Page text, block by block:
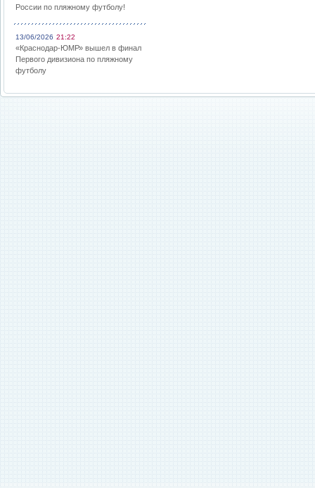
России по пляжному футболу!
13/06/2026 21:22
«Краснодар-ЮМР» вышел в финал
Первого дивизиона по пляжному
футболу